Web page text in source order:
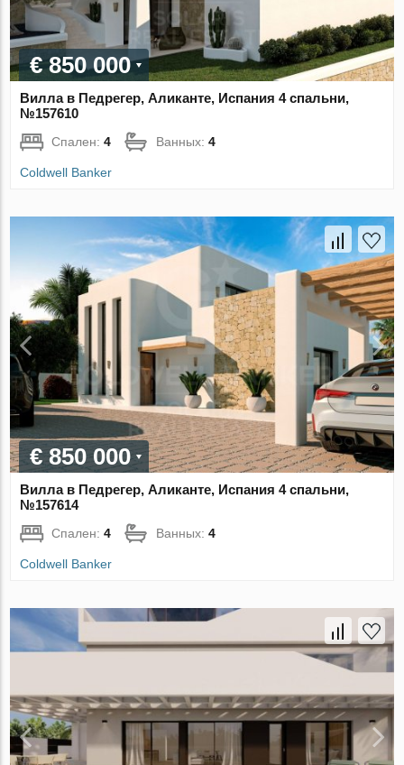
€ 850 000
Вилла в Педрегер, Аликанте, Испания 4 спальни,
№157610
Спален:4 Ванных:4
Coldwell Banker
€ 850 000
Вилла в Педрегер, Аликанте, Испания 4 спальни,
№157614
Спален:4 Ванных:4
Coldwell Banker